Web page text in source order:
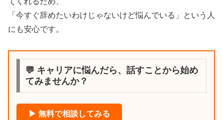
「今すぐ辞めたいわけじゃないけど悩んでいる」という人
にも安心です。
💬 キャリアに悩んだら、話すことから始め
てみませんか？
▶ 無料で相談してみる